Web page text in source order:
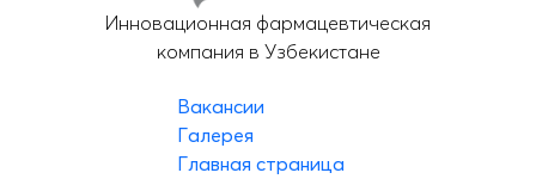
Инновационная фармацевтическая
компания в Узбекистане
Вакансии
Галерея
Главная страница